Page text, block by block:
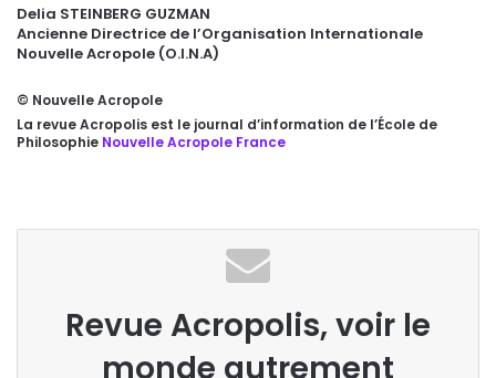
Delia STEINBERG GUZMAN
Ancienne Directrice de l’Organisation Internationale
Nouvelle Acropole (O.I.N.A)
© Nouvelle Acropole
La revue Acropolis est le journal d’information de l’École de
Philosophie Nouvelle Acropole France
Revue Acropolis, voir le
monde autrement